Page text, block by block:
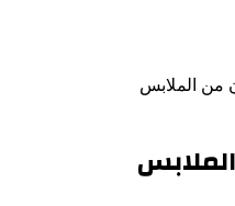
من الملابس